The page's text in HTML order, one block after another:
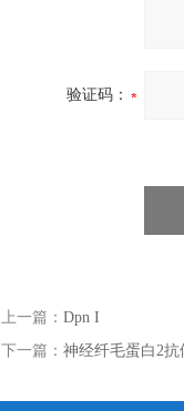
验证码：
上一篇： Dpn I
下一篇： 神经纤毛蛋白2抗